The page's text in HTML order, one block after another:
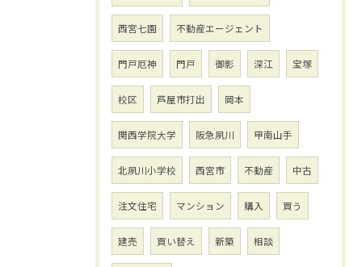
西宮七園 不動産エージェント
門戸厄神 門戸 御影 深江 宝塚
校区 芦屋市打出 岡本
関西学院大学 阪急夙川 甲南山手
北夙川小学校 西宮市 不動産 中古
注文住宅 マンション 購入 買う
建売 買い替え 新築 相談